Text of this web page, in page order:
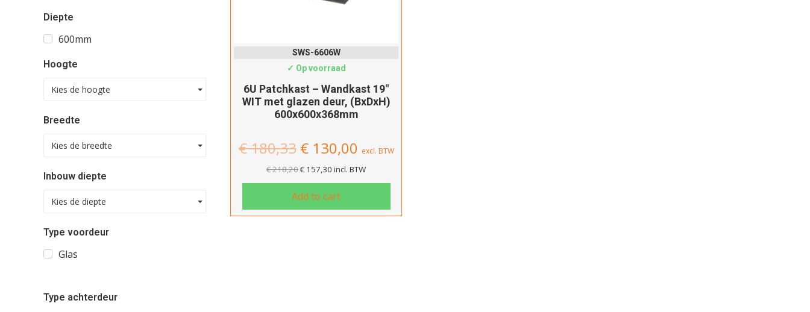
Diepte
600mm
Hoogte
Kies de hoogte
Breedte
Kies de breedte
Inbouw diepte
Kies de diepte
Type voordeur
Glas
Type achterdeur
SWS-6606W
✓ Op voorraad
6U Patchkast – Wandkast 19″
WIT met glazen deur, (BxDxH)
600x600x368mm
€180,33 €130,00 excl. BTW
€218,20€ 157,30 incl. BTW
Add to cart